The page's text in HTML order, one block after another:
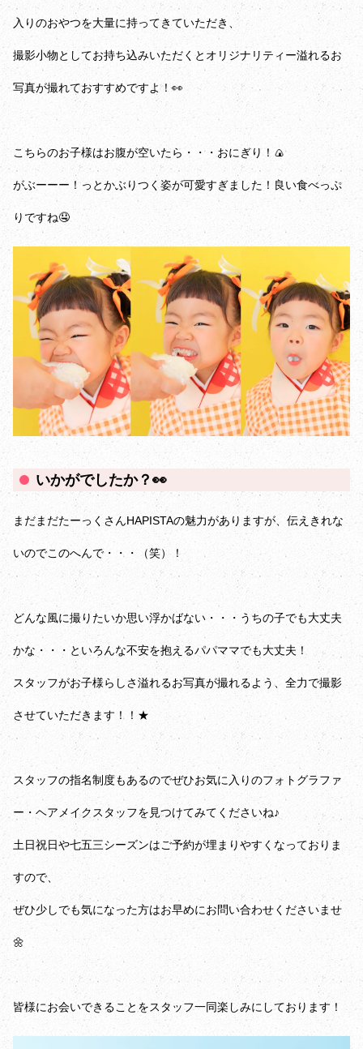
入りのおやつを大量に持ってきていただき、
撮影小物としてお持ち込みいただくとオリジナリティー溢れるお
写真が撮れておすすめですよ！👀
こちらのお子様はお腹が空いたら・・・おにぎり！🍙
がぶーーー！っとかぶりつく姿が可愛すぎました！良い食べっぷ
りですね🤤
いかがでしたか？👀
まだまだたーっくさんHAPISTAの魅力がありますが、伝えきれな
いのでこのへんで・・・（笑）！
どんな風に撮りたいか思い浮かばない・・・うちの子でも大丈夫
かな・・・といろんな不安を抱えるパパママでも大丈夫！
スタッフがお子様らしさ溢れるお写真が撮れるよう、全力で撮影
させていただきます！！★
スタッフの指名制度もあるのでぜひお気に入りのフォトグラファ
ー・ヘアメイクスタッフを見つけてみてくださいね♪
土日祝日や七五三シーズンはご予約が埋まりやすくなっておりま
すので、
ぜひ少しでも気になった方はお早めにお問い合わせくださいませ
🌼
皆様にお会いできることをスタッフ一同楽しみにしております！